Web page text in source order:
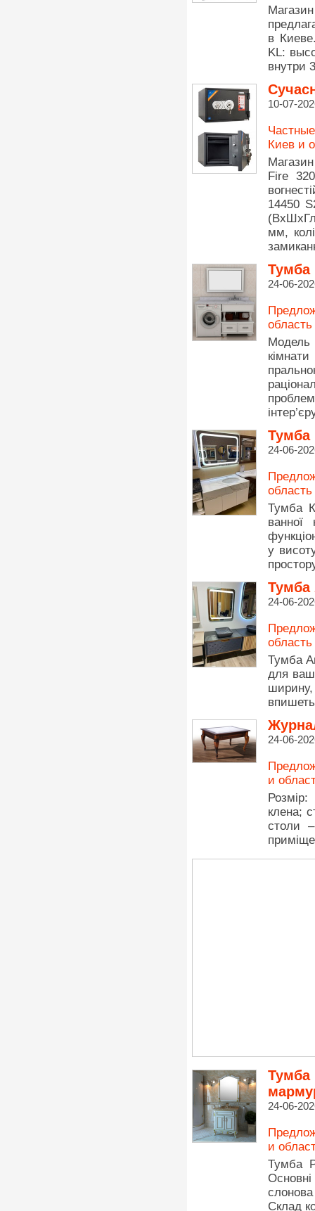
в
KL:
внутри
10-07-
Киев и
Fire
14450
мм,
Тумба
24-06-
область
Модель
Тумба
24-06-
область
Тумба
ванної
у
Тумба
24-06-
область
Тумба
для
24-06-
и
клена;
столи
Тумба
24-06-
и
Тумба
Склад